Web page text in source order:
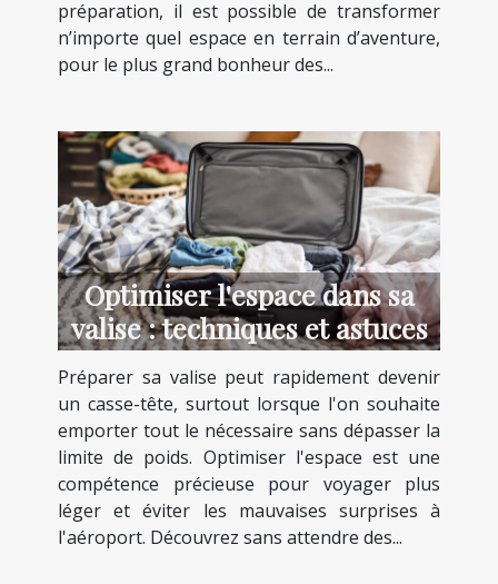
préparation, il est possible de transformer
n’importe quel espace en terrain d’aventure,
pour le plus grand bonheur des...
Optimiser l'espace dans sa
valise : techniques et astuces
Préparer sa valise peut rapidement devenir
un casse-tête, surtout lorsque l'on souhaite
emporter tout le nécessaire sans dépasser la
limite de poids. Optimiser l'espace est une
compétence précieuse pour voyager plus
léger et éviter les mauvaises surprises à
l'aéroport. Découvrez sans attendre des...